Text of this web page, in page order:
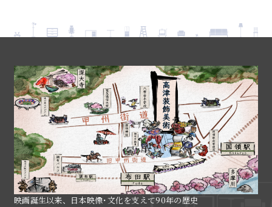
映画誕生以来、日本映像･文化を支えて90年の歴史